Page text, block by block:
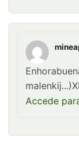
Accede